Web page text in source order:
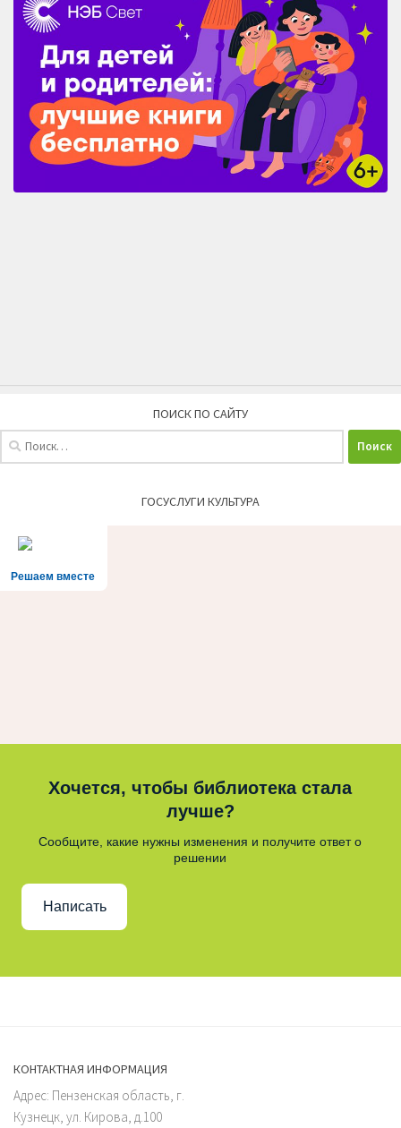
ПОИСК ПО САЙТУ
ГОСУСЛУГИ КУЛЬТУРА
Решаем вместе
Хочется, чтобы библиотека стала
лучше?
Сообщите, какие нужны изменения и получите ответ о
решении
Написать
КОНТАКТНАЯ ИНФОРМАЦИЯ
Адрес: Пензенская область, г.
Кузнецк, ул. Кирова, д.100